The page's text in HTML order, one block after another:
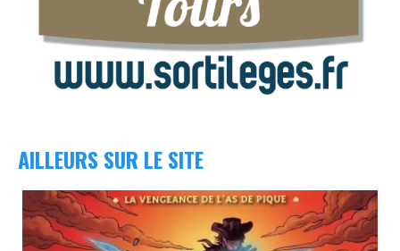
AILLEURS SUR LE SITE